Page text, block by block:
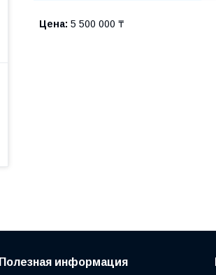
Цена: 5 500 000 ₸
Полезная информация